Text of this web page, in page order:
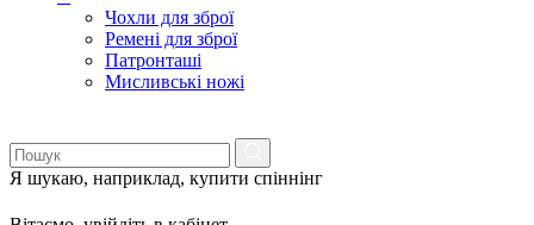
Чохли для зброї
Ремені для зброї
Патронташі
Мисливські ножі
Я шукаю, наприклад, купити спіннінг